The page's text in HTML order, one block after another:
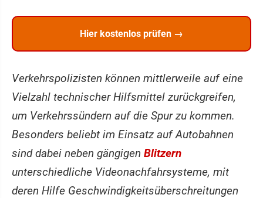
Hier kostenlos prüfen →
Verkehrspolizisten können mittlerweile auf eine
Vielzahl technischer Hilfsmittel zurückgreifen,
um Verkehrssündern auf die Spur zu kommen.
Besonders beliebt im Einsatz auf Autobahnen
sind dabei neben gängigen Blitzern
unterschiedliche Videonachfahrsysteme, mit
deren Hilfe Geschwindigkeitsüberschreitungen